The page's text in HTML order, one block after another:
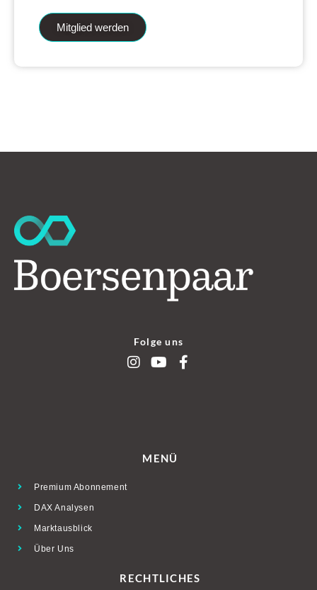
Mitglied werden
Folge uns
MENÜ
Premium Abonnement
DAX Analysen
Marktausblick
Über Uns
RECHTLICHES